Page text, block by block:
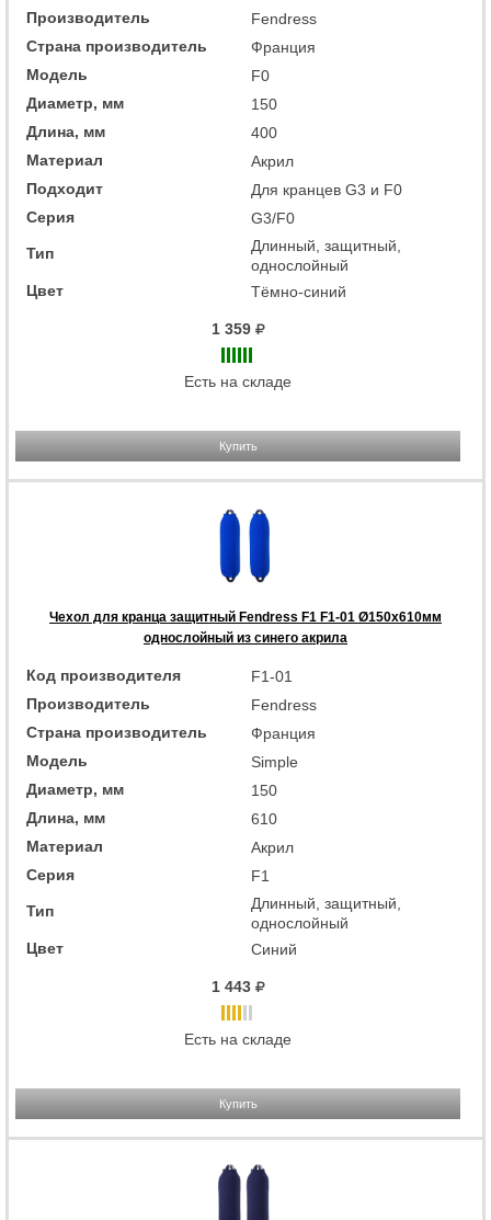
Производитель
Fendress
Страна производитель
Франция
Модель
F0
Диаметр, мм
150
Длина, мм
400
Материал
Акрил
Подходит
Для кранцев G3 и F0
Серия
G3/F0
Тип
Длинный, защитный,
однослойный
Цвет
Тёмно-синий
1 359
Есть на складе
Купить
Чехол для кранца защитный Fendress F1 F1-01 Ø150х610мм
однослойный из синего акрила
Код производителя
F1-01
Производитель
Fendress
Страна производитель
Франция
Модель
Simple
Диаметр, мм
150
Длина, мм
610
Материал
Акрил
Серия
F1
Тип
Длинный, защитный,
однослойный
Цвет
Синий
1 443
Есть на складе
Купить